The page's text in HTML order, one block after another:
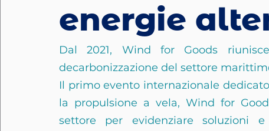
energie
Dal 2021, Wind for Goods
decarbonizzazione del settore
Il primo evento internazionale
la propulsione a vela, Wind for
settore per evidenziare soluzioni